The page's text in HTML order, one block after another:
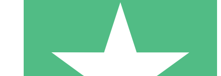
Individuelle Credit-Pakete
Zahlen Sie nach Bedarf mit Download-Credits. Keine
monatliche Verpflichtung erforderlich.